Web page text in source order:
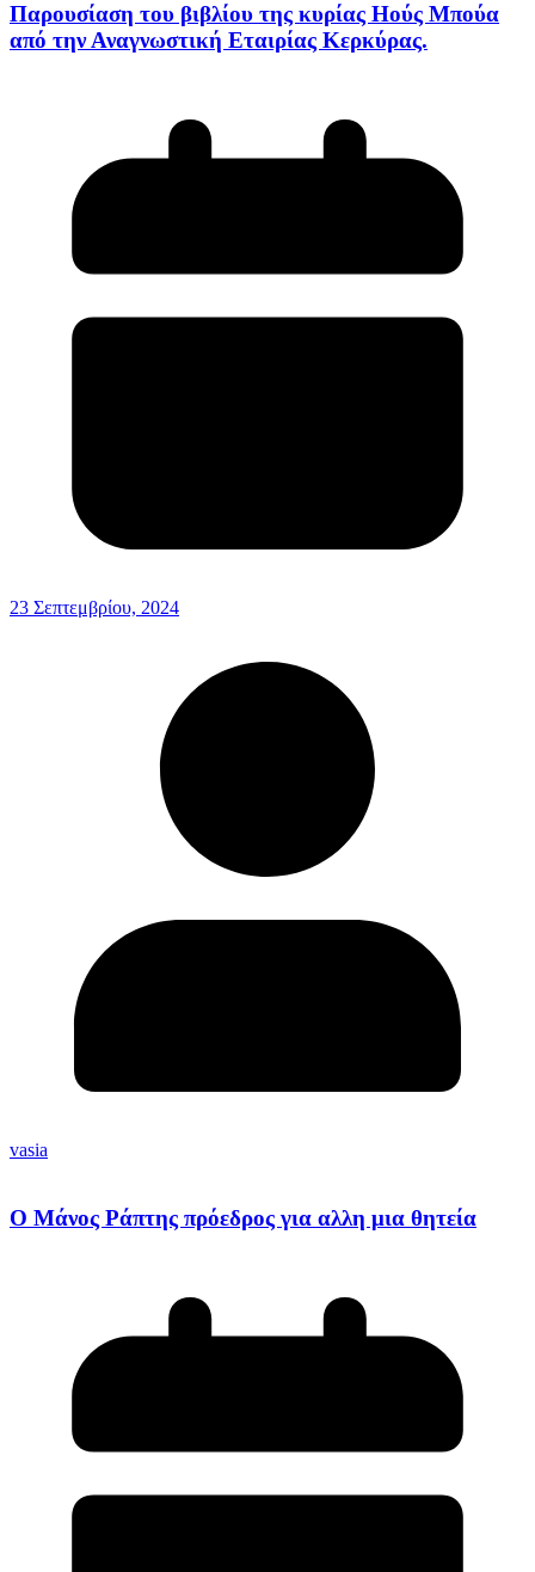
Παρουσίαση του βιβλίου της κυρίας Ηούς Μπούα
από την Αναγνωστική Εταιρίας Κερκύρας.
23 Σεπτεμβρίου, 2024
vasia
Ο Μάνος Ράπτης πρόεδρος για αλλη μια θητεία